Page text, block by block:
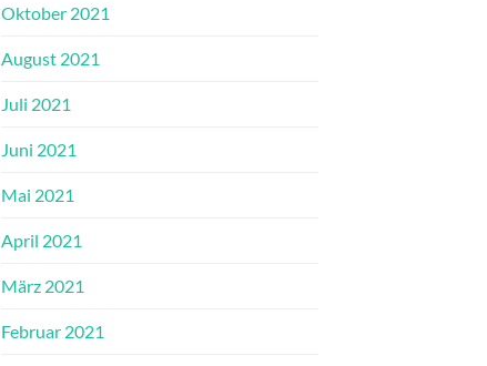
Oktober 2021
August 2021
Juli 2021
Juni 2021
Mai 2021
April 2021
März 2021
Februar 2021